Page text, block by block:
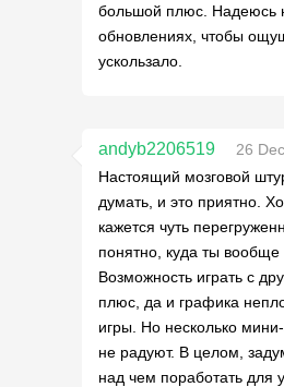
большой плюс. Надеюсь
обновлениях, чтобы
ускользало.
andyb2206519
26
Настоящий мозговой
думать, и это приятно.
кажется чуть
понятно, куда ты
Возможность играть с
плюс, да и графика
игры. Но несколько
не радуют. В целом,
над чем поработать для